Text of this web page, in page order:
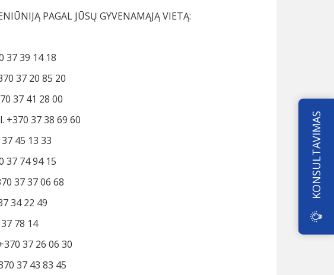
PAGAL JŪSŲ GYVENAMĄJĄ VIETĄ:
39 14 18
37 20 85 20
37 41 28 00
37 38 69 60
45 13 33
74 94 15
37 37 06 68
34 22 49
78 14
37 26 06 30
37 43 83 45
KONSULTAVIMAS